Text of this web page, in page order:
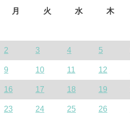
月
火 水 木
2 3 4 5
9 10 11 12
16 17 18 19
23 24 25 26